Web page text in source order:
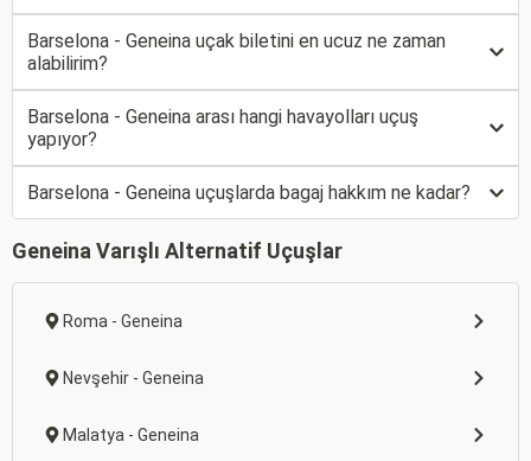
Barselona - Geneina uçak biletini en ucuz ne zaman
alabilirim?
Barselona - Geneina arası hangi havayolları uçuş
yapıyor?
Barselona - Geneina uçuşlarda bagaj hakkım ne kadar?
Geneina Varışlı Alternatif Uçuşlar
Roma - Geneina
Nevşehir - Geneina
Malatya - Geneina